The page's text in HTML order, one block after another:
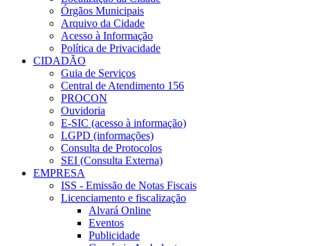
Órgãos Municipais
Arquivo da Cidade
Acesso à Informação
Política de Privacidade
CIDADÃO
Guia de Serviços
Central de Atendimento 156
PROCON
Ouvidoria
E-SIC (acesso à informação)
LGPD (informações)
Consulta de Protocolos
SEI (Consulta Externa)
EMPRESA
ISS - Emissão de Notas Fiscais
Licenciamento e fiscalização
Alvará Online
Eventos
Publicidade